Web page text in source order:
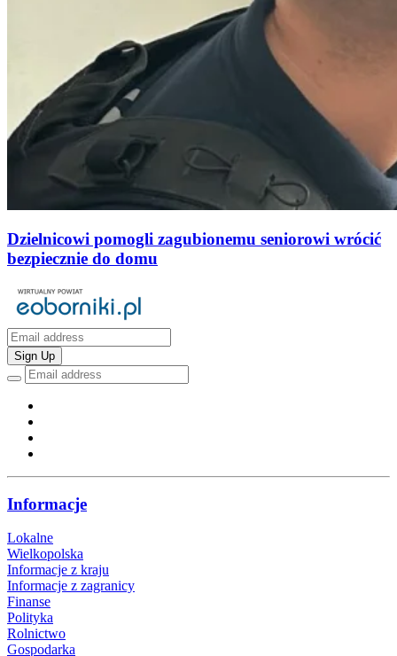
Dzielnicowi pomogli zagubionemu seniorowi wrócić
bezpiecznie do domu
Sign Up
Informacje
Lokalne
Wielkopolska
Informacje z kraju
Informacje z zagranicy
Finanse
Polityka
Rolnictwo
Gospodarka